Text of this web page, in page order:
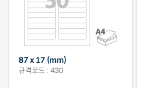
87 x 17 (mm)
규격코드 : 430